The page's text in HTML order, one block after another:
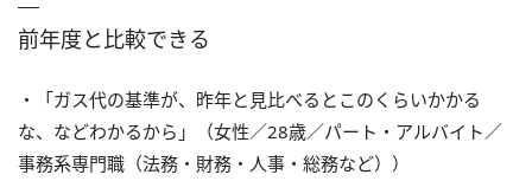
前年度と比較できる
・「ガス代の基準が、昨年と見比べるとこのくらいかかる
な、などわかるから」（女性／28歳／パート・アルバイト／
事務系専門職（法務・財務・人事・総務など））